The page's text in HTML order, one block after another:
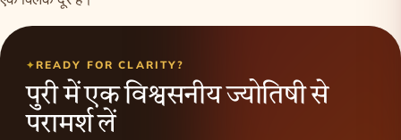
READY FOR CLARITY?
पुरी में एक विश्वसनीय ज्योतिषी से
परामर्श लें